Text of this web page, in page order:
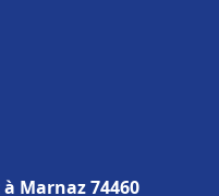
Marnaz 74460